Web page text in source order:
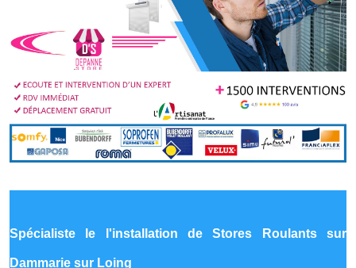
Spécialiste le l'installation de Stores Roulants sur
Dammarie sur Loing